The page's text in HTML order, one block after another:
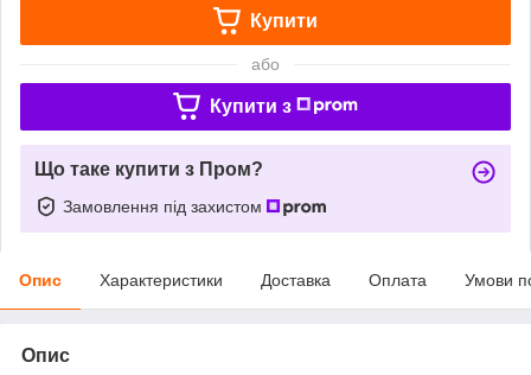
Купити
або
Купити з
Що таке купити з Пром?
Замовлення під захистом
Опис Характеристики Доставка Оплата Умови
Опис